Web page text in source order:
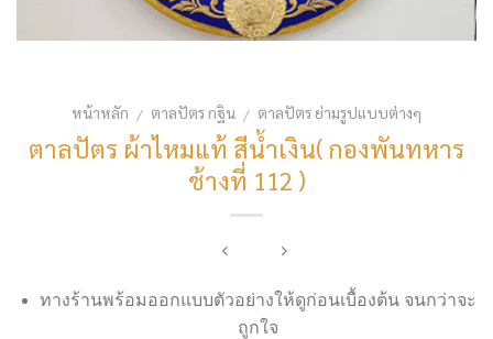
หน้าหลัก / ตาลปัตร กฐิน / ตาลปัตร ย่ามรูปแบบต่างๆ
ตาลปัตร ผ้าไหมแท้ สีน้ำเงิน( กองพันทหาร
ช้างที่ 112 )
ทางร้านพร้อมออกแบบตัวอย่างให้ดูก่อนเบื้องต้น จนกว่าจะ
ถูกใจ